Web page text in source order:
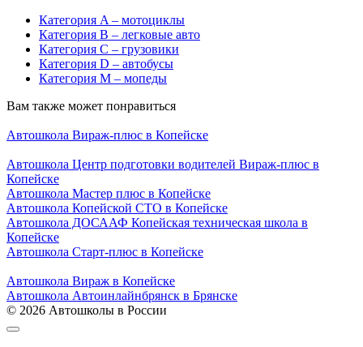
Категория A – мотоциклы
Категория B – легковые авто
Категория C – грузовики
Категория D – автобусы
Категория M – мопеды
Вам также может понравиться
Автошкола Вираж-плюс в Копейске
Автошкола Центр подготовки водителей Вираж-плюс в
Копейске
Автошкола Мастер плюс в Копейске
Автошкола Копейской СТО в Копейске
Автошкола ДОСААФ Копейская техническая школа в
Копейске
Автошкола Старт-плюс в Копейске
Автошкола Вираж в Копейске
Автошкола Автоинлайнбрянск в Брянске
© 2026 Автошколы в России